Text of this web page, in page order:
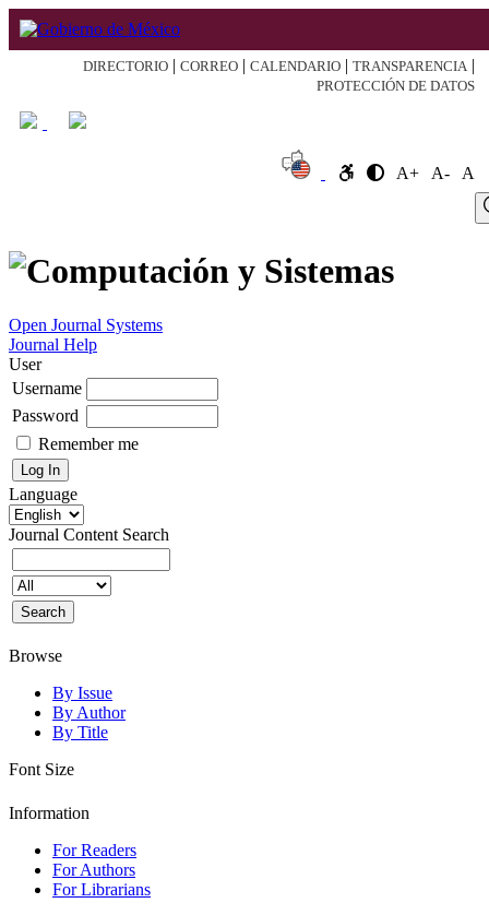
DIRECTORIO | CORREO | CALENDARIO | TRANSPARENCIA |
PROTECCIÓN DE DATOS
A+ A-
A
Open Journal Systems
Journal Help
User
Username
Password
Remember me
Language
Journal Content Search
Browse
By Issue
By Author
By Title
Font Size
Information
For Readers
For Authors
For Librarians